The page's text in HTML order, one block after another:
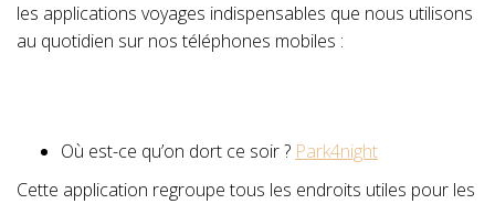
les applications voyages indispensables que nous utilisons
au quotidien sur nos téléphones mobiles :
Où est-ce qu’on dort ce soir ? Park4night
Cette application regroupe tous les endroits utiles pour les